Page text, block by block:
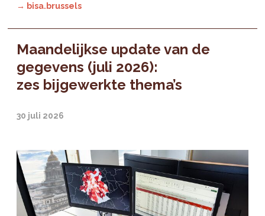
→ bisa.brussels
Maandelijkse update van de
gegevens (juli 2026):
zes bijgewerkte thema’s
30 juli 2026